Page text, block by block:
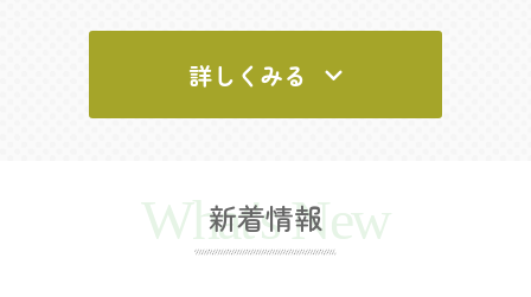
詳しくみる
What's New
新着情報